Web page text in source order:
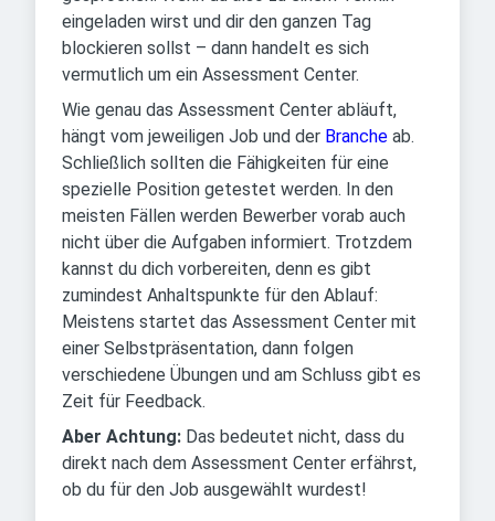
eingeladen wirst und dir den ganzen Tag
blockieren sollst – dann handelt es sich
vermutlich um ein Assessment Center.
Wie genau das Assessment Center abläuft,
hängt vom jeweiligen Job und der Branche ab.
Schließlich sollten die Fähigkeiten für eine
spezielle Position getestet werden. In den
meisten Fällen werden Bewerber vorab auch
nicht über die Aufgaben informiert. Trotzdem
kannst du dich vorbereiten, denn es gibt
zumindest Anhaltspunkte für den Ablauf:
Meistens startet das Assessment Center mit
einer Selbstpräsentation, dann folgen
verschiedene Übungen und am Schluss gibt es
Zeit für Feedback.
Aber Achtung: Das bedeutet nicht, dass du
direkt nach dem Assessment Center erfährst,
ob du für den Job ausgewählt wurdest!